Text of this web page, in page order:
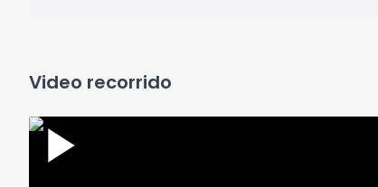
Video recorrido